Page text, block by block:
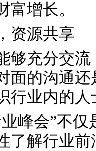
富增长。
资源共享
够充分交
面的沟通
行业内的
峰会”不
了解行业